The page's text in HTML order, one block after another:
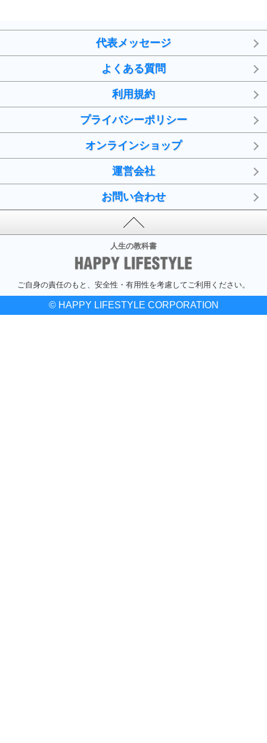
代表メッセージ
よくある質問
利用規約
プライバシーポリシー
オンラインショップ
運営会社
お問い合わせ
人生の教科書
ご自身の責任のもと、安全性・有用性を考慮してご利用ください。
© HAPPY LIFESTYLE CORPORATION